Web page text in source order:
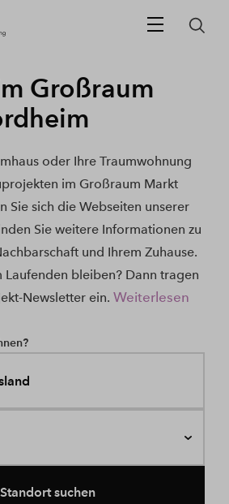
Großraum
oder Ihre Traumwohnung
im Großraum Markt
Sie sich die Webseiten unserer
Sie weitere Informationen zu
und Ihrem Zuhause.
Laufenden bleiben? Dann tragen
Newsletter ein. Weiterlesen
Standort suchen